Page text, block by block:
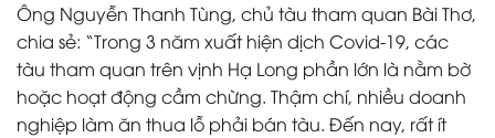
Ông Nguyễn Thanh Tùng, chủ tàu tham quan Bài Thơ,
chia sẻ: “Trong 3 năm xuất hiện dịch Covid-19, các
tàu tham quan trên vịnh Hạ Long phần lớn là nằm bờ
hoặc hoạt động cầm chừng. Thậm chí, nhiều doanh
nghiệp làm ăn thua lỗ phải bán tàu. Đến nay, rất ít